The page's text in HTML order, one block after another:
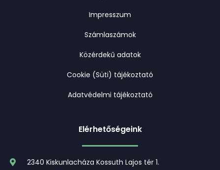
Impresszum
Számlaszámok
Közérdekű adatok
Cookie (Süti) tájékoztató
Adatvédelmi tájékoztató
Elérhetőségeink
2340 Kiskunlacháza Kossuth Lajos tér 1.